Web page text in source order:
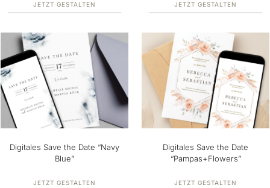
JETZT GESTALTEN JETZT GESTALTEN
Digitales Save the Date “Navy
Blue”
JETZT GESTALTEN
Digitales Save the Date
“Pampas+Flowers”
JETZT GESTALTEN